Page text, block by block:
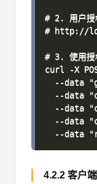
# 2. 用户授
# http://
# 3. 使用授
curl -X
--data
--data
--data
--data
4.2.2 客户